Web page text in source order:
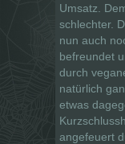
Umsatz.
schlechter.
nun auch
befreundet
durch
natürlich
etwas
angefeuert